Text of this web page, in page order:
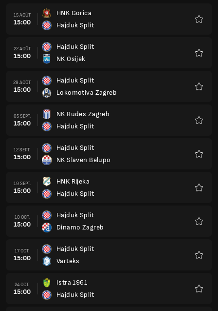
15 AOÛT
15:00
HNK Gorica
Hajduk Split
22 AOÛT
15:00
Hajduk Split
NK Osijek
29 AOÛT
15:00
Hajduk Split
Lokomotiva Zagreb
05 SEPT.
15:00
NK Rudes Zagreb
Hajduk Split
12 SEPT.
15:00
Hajduk Split
NK Slaven Belupo
19 SEPT.
15:00
HNK Rijeka
Hajduk Split
10 OCT.
15:00
Hajduk Split
Dinamo Zagreb
17 OCT.
15:00
Hajduk Split
Varteks
24 OCT.
15:00
Istra 1961
Hajduk Split